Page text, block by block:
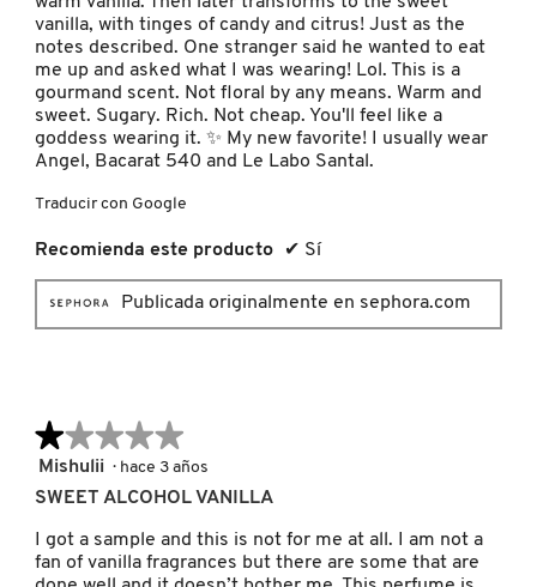
K18
KAYALI
KÉRASTASE
KIEHL’S
KYLIE COSMETICS
LANCÔME
vanilla, with tinges of candy and citrus! Just as the
notes described. One stranger said he wanted to eat
me up and asked what I was wearing! Lol. This is a
gourmand scent. Not floral by any means. Warm and
sweet. Sugary. Rich. Not cheap. You'll feel like a
goddess wearing it. ✨️ My new favorite! I usually wear
Angel, Bacarat 540 and Le Labo Santal.
Traducir con Google
Recomienda este producto ✔ Sí
Publicada originalmente en sephora.com
★★★★★
★★★★★
1
de
estrellas.
Mishulii · hace 3 años
SWEET ALCOHOL VANILLA
I got a sample and this is not for me at all. I am not a
fan of vanilla fragrances but there are some that are